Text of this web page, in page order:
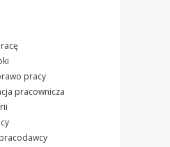
pracy
pracownicza